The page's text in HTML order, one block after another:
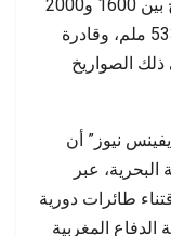
أهداف سطحية وتحت مائية، بوزن يتراوح بين 1600 و2000
طن، ومزودة بستة أنابيب طوربيد عيار 533 ملم، وقادرة
بما في ذلك الصواريخ
نيوز” أن
عبر
طائرات دورية
المغربية